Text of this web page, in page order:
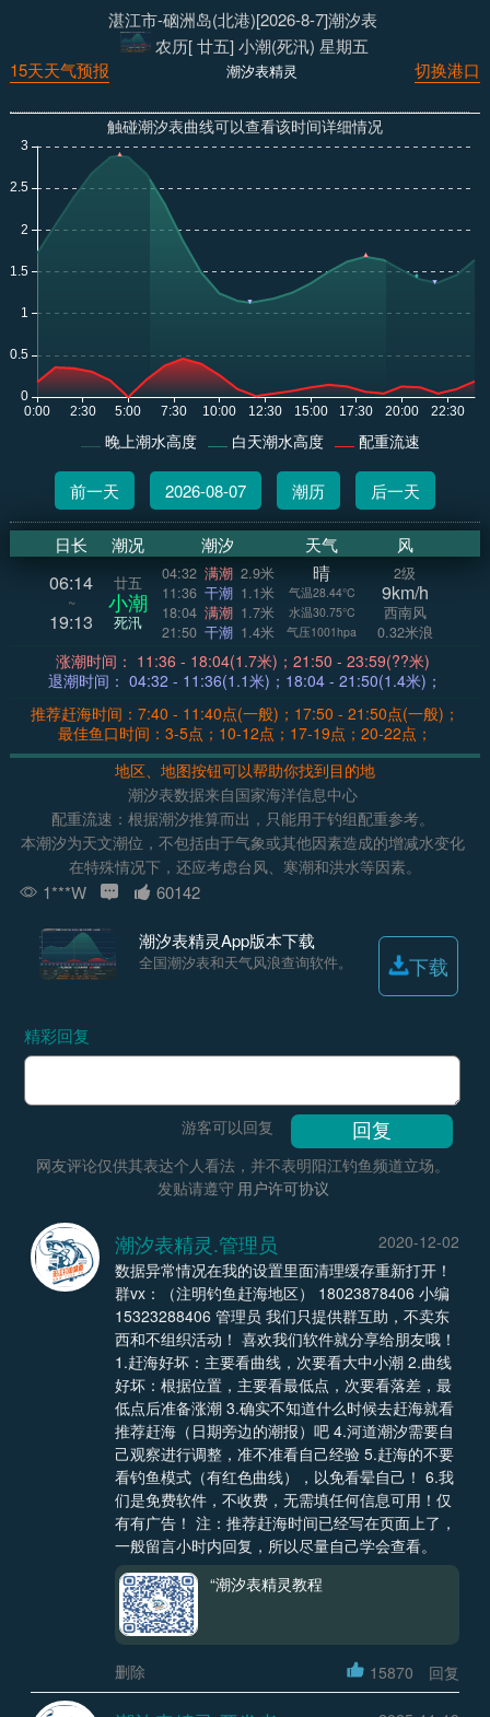
湛江市-硇洲岛(北港)[2026-8-7]潮汐表
农历[ 廿五] 小潮(死汛) 星期五
切换港口
潮汐表精灵
15天天气预报
触碰潮汐表曲线可以查看该时间详细情况
晚上潮水高度 白天潮水高度 配重流速
前一天 2026-08-07 潮历 后一天
日长 潮况 潮汐 天气 风
06:14
~
19:13
廿五
小潮
死汛
04:32 满潮 2.9米
11:36 干潮 1.1米
18:04 满潮 1.7米
21:50 干潮 1.4米
晴
气温28.44°C
水温30.75°C
气压1001hpa
2级
9km/h
西南风
0.32米浪
涨潮时间： 11:36 - 18:04(1.7米)；21:50 - 23:59(??米)
退潮时间： 04:32 - 11:36(1.1米)；18:04 - 21:50(1.4米)；
推荐赶海时间：7:40 - 11:40点(一般)；17:50 - 21:50点(一般)；
最佳鱼口时间：3-5点；10-12点；17-19点；20-22点；
地区、地图按钮可以帮助你找到目的地
潮汐表数据来自国家海洋信息中心
配重流速：根据潮汐推算而出，只能用于钓组配重参考。
本潮汐为天文潮位，不包括由于气象或其他因素造成的增减水变化
在特殊情况下，还应考虑台风、寒潮和洪水等因素。
1***W 60142
潮汐表精灵App版本下载
全国潮汐表和天气风浪查询软件。 下载
精彩回复
游客可以回复
网友评论仅供其表达个人看法，并不表明阳江钓鱼频道立场。
发贴请遵守 用户许可协议
潮汐表精灵.管理员
2020-12-02
数据异常情况在我的设置里面清理缓存重新打开！
群vx：（注明钓鱼赶海地区） 18023878406 小编
15323288406 管理员 我们只提供群互助，不卖东
西和不组织活动！ 喜欢我们软件就分享给朋友哦！
1.赶海好坏：主要看曲线，次要看大中小潮 2.曲线
好坏：根据位置，主要看最低点，次要看落差，最
低点后准备涨潮 3.确实不知道什么时候去赶海就看
推荐赶海（日期旁边的潮报）吧 4.河道潮汐需要自
己观察进行调整，准不准看自己经验 5.赶海的不要
看钓鱼模式（有红色曲线），以免看晕自己！ 6.我
们是免费软件，不收费，无需填任何信息可用！仅
有有广告！ 注：推荐赶海时间已经写在页面上了，
一般留言小时内回复，所以尽量自己学会查看。
“潮汐表精灵教程
删除 15870 回复